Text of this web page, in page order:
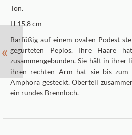
«
Ton.
H 15,8 cm
Barfüßig auf einem ovalen Podest
gegürteten Peplos. Ihre Haare
zusammengebunden. Sie hält in ihrer
ihren rechten Arm hat sie bis zum
Amphora gesteckt. Oberteil
ein rundes Brennloch.